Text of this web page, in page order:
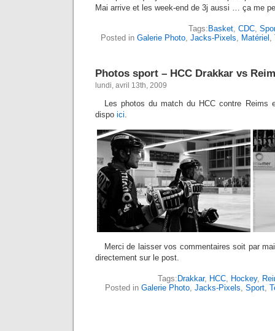
Mai arrive et les week-end de 3j aussi … ça me
Tags: Basket, CDC,
Posted in Galerie Photo, Jacks-Pixels, Matériel ,
Photos sport – HCC Drakkar vs
lundi, avril 13th, 2009
Les photos du match du HCC contre Reims
dispo ici.
Merci de laisser vos commentaires soit par
directement sur le post.
Tags: Drakkar, HCC, Hockey,
Posted in Galerie Photo, Jacks-Pixels, Sport,